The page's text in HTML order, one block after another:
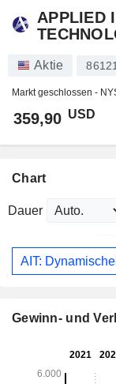
APPLIED
Aktie
Markt geschlossen -
359,90 USD
Chart
Dauer
AIT:
Gewinn- und